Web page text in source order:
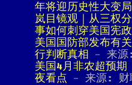
年将迎历史性大变局
岚目镜观｜从三权
事如何刺穿美国宪
美国国防部发布有
行判断真相
- 来源
美国4月非农超预
夜看点 - 来源: 财